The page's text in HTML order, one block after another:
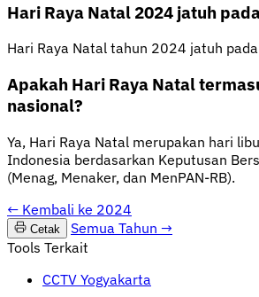
Hari Raya Natal 2024 jatuh
Hari Raya Natal tahun 2024 jatuh
Apakah Hari Raya Natal
nasional?
Ya, Hari Raya Natal merupakan hari
Indonesia berdasarkan Keputusan
(Menag, Menaker, dan MenPAN-RB).
← Kembali ke 2024
Cetak Semua Tahun →
Tools Terkait
CCTV Yogyakarta